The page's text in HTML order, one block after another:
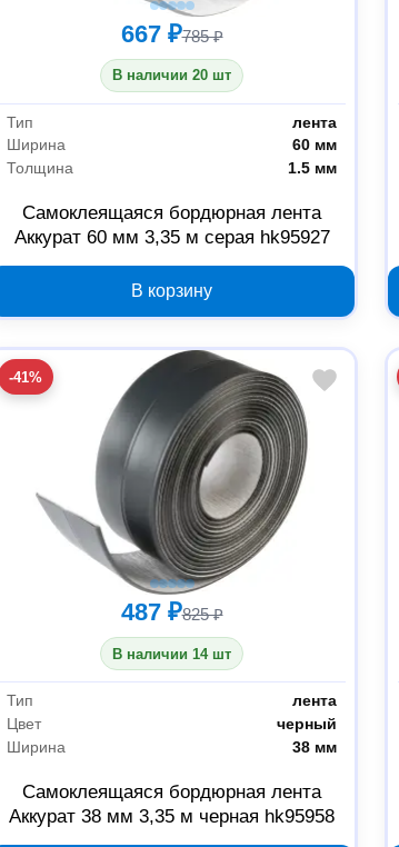
667 ₽785 ₽
В наличии 20 шт
Тип
лента
Ширина
60 мм
Толщина
1.5 мм
Самоклеящаяся бордюрная лента
Аккурат 60 мм 3,35 м серая hk95927
В корзину
-41%
487 ₽825 ₽
В наличии 14 шт
Тип
лента
Цвет
черный
Ширина
38 мм
Самоклеящаяся бордюрная лента
Аккурат 38 мм 3,35 м черная hk95958